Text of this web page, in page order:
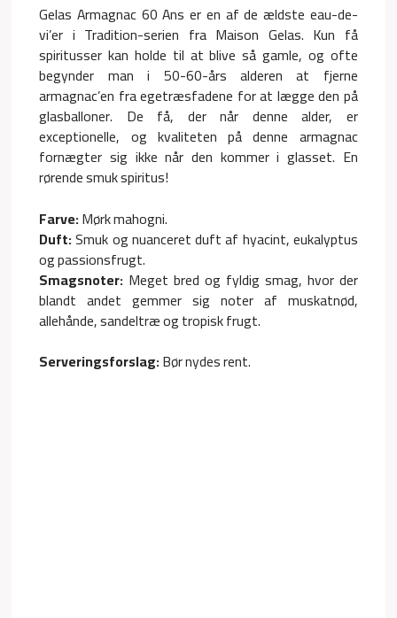
Gelas Armagnac 60 Ans er en af de ældste eau-de-
vi’er i Tradition-serien fra Maison Gelas. Kun få
spiritusser kan holde til at blive så gamle, og ofte
begynder man i 50-60-års alderen at fjerne
armagnac’en fra egetræsfadene for at lægge den på
glasballoner. De få, der når denne alder, er
exceptionelle, og kvaliteten på denne armagnac
fornægter sig ikke når den kommer i glasset. En
rørende smuk spiritus!
Farve:Mørk mahogni.
Duft:Smuk og nuanceret duft af hyacint, eukalyptus
og passionsfrugt.
Smagsnoter: Meget bred og fyldig smag, hvor der
blandt andet gemmer sig noter af muskatnød,
allehånde, sandeltræ og tropisk frugt.
Serveringsforslag:Bør nydes rent.